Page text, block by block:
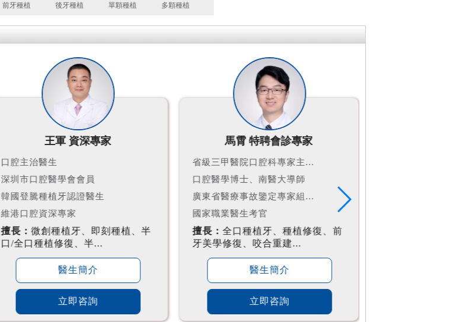
前牙種植 後牙種植 單顆種植 多顆種植
馬霄 特聘會診專家
省級三甲醫院口腔科專家主...
口腔醫學博士、南醫大導師
廣東省醫療事故鑒定專家組...
國家職業醫生考官
擅長：全口種植牙、種植修復、前
牙美學修復、咬合重建...
醫生簡介
立即咨詢
廖展澎 資深專家
中山大學光華口腔醫學院口...
瑞典馬爾默大學口腔種植學...
廣東省醫學世家
廣東話接診
擅長： 微創數字化精準種植牙、半
口全口數字化微創種植...
醫生簡介
立即咨詢